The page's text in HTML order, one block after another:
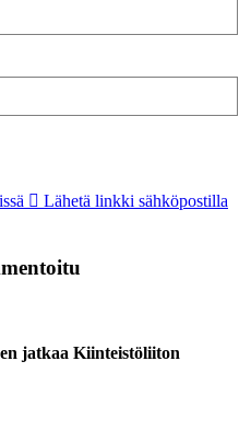
Lähetä linkki sähköpostilla
jatkaa Kiinteistöliiton